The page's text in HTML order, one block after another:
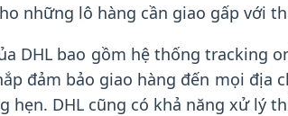
những lô hàng cần giao gấp với
DHL bao gồm hệ thống tracking
đảm bảo giao hàng đến mọi địa
hẹn. DHL cũng có khả năng xử lý